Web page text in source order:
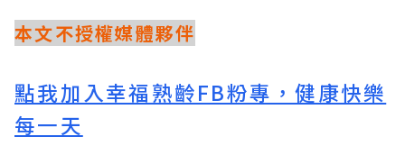
本文不授權媒體夥伴
點我加入幸福熟齡FB粉專，健康快樂
每一天